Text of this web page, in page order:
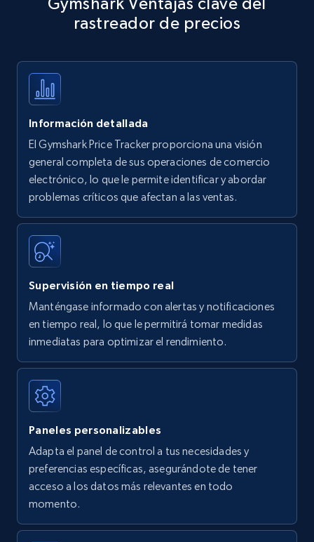
Title, Seller name, Brand, Description, Initial
35.2K+
Amazon products - find products by using
upc numbers
Title, Seller name, Brand, Description, Initial
price, Currency, Availability, Reviews count, and
35.2K+
Amazon Reviews
URL, Product name, Product rating, Product
Author name, Asin, and more.
7.4K+ 870+
Walmart - products
Specifications, Image urls, Top reviews, and
rastreador de precios
Información detallada
El Gymshark Price Tracker proporciona una visión
general completa de sus operaciones de comercio
electrónico, lo que le permite identificar y abordar
problemas críticos que afectan a las ventas.
Supervisión en tiempo real
Manténgase informado con alertas y notificaciones
en tiempo real, lo que le permitirá tomar medidas
inmediatas para optimizar el rendimiento.
Paneles personalizables
Adapta el panel de control a tus necesidades y
preferencias específicas, asegurándote de tener
acceso a los datos más relevantes en todo
momento.